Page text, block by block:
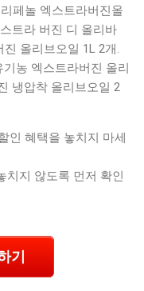
BK-500SB, 일반형, 블
페놀 엑스트라버진올
트라 버진 디 올리바
올리브오일 1L 2개.
농 엑스트라버진 올리
냉압착 올리브오일 2
인 혜택을 놓치지 마세
치지 않도록 먼저 확인
기